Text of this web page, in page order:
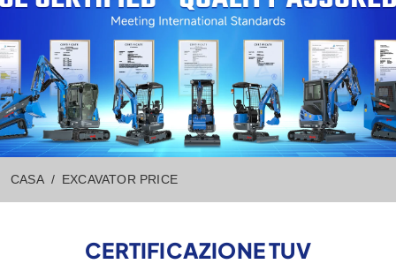
CASA EXCAVATOR PRICE
CERTIFICAZIONE TUV